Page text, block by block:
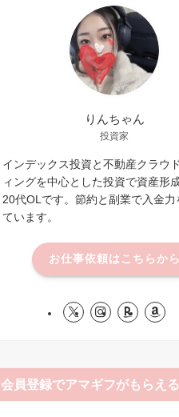
りんちゃん
投資家
インデックス投資と不動産クラウ
ィングを中心とした投資で資産形
20代OLです。節約と副業で入金力
ています。
お仕事依頼はこちらから
会員登録でアマギフがもらえる